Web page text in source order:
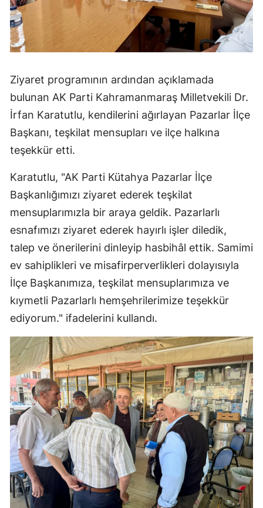
Ziyaret programının ardından açıklamada
bulunan AK Parti Kahramanmaraş Milletvekili Dr.
İrfan Karatutlu, kendilerini ağırlayan Pazarlar İlçe
Başkanı, teşkilat mensupları ve ilçe halkına
teşekkür etti.
Karatutlu, "AK Parti Kütahya Pazarlar İlçe
Başkanlığımızı ziyaret ederek teşkilat
mensuplarımızla bir araya geldik. Pazarlarlı
esnafımızı ziyaret ederek hayırlı işler diledik,
talep ve önerilerini dinleyip hasbihâl ettik. Samimi
ev sahiplikleri ve misafirperverlikleri dolayısıyla
İlçe Başkanımıza, teşkilat mensuplarımıza ve
kıymetli Pazarlarlı hemşehrilerimize teşekkür
ediyorum." ifadelerini kullandı.